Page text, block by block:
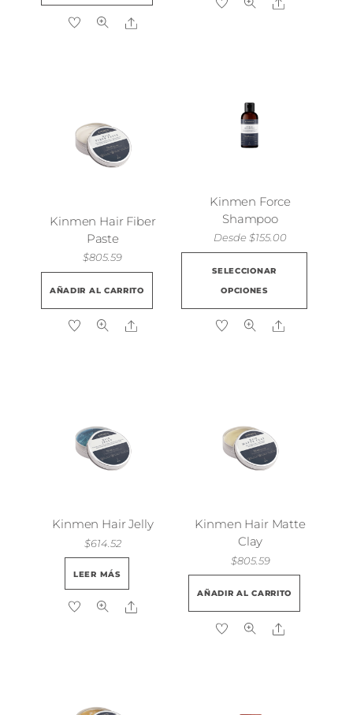
Share
Kinmen Force
Shampoo
Desde $155.00
SELECCIONAR
OPCIONES
Share
Kinmen Hair Fiber
Paste
$805.59
AÑADIR AL CARRITO
Share
Kinmen Hair Jelly
$614.52
LEER MÁS
Share
Kinmen Hair Matte
Clay
$805.59
AÑADIR AL CARRITO
Share